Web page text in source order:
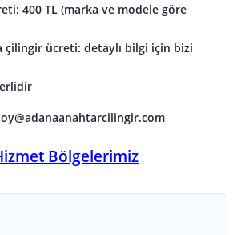
400 TL (marka ve modele göre
çilingir ücreti: detaylı bilgi için bizi
Bölgelerimiz